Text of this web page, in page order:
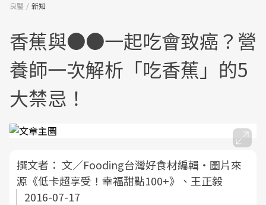
良醫 新知
香蕉與●●一起吃會致癌？營
養師一次解析「吃香蕉」的5
大禁忌！
撰文者： 文／Fooding台灣好食材編輯‧圖片來
源《低卡超享受！幸福甜點100+》、王正毅
2016-07-17